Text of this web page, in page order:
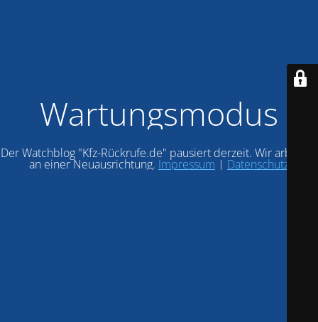
Wartungsmodus
Der Watchblog "Kfz-Rückrufe.de" pausiert derzeit. Wir arbeiten
an einer Neuausrichtung. Impressum | Datenschutz